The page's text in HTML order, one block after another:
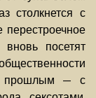
столкнется с
посетят
с прошлым — с